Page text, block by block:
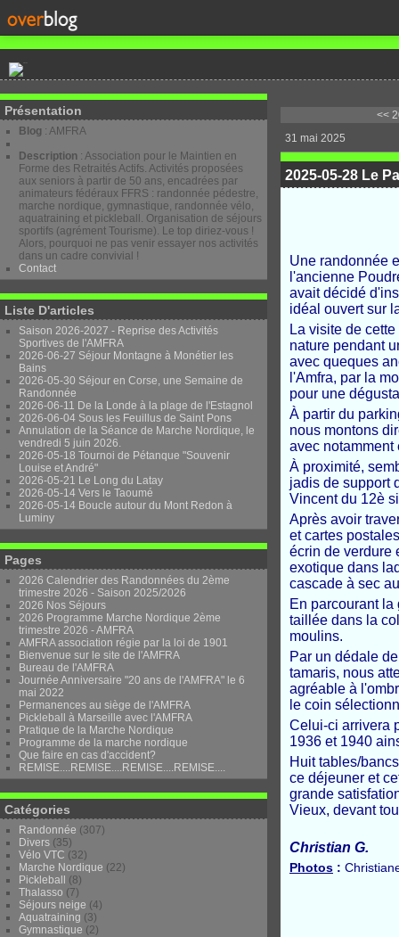
Présentation
Blog : AMFRA
Description : Association pour le Maintien en
Forme des Retraités Actifs. Activités proposées
aux seniors à partir de 50 ans, encadrées par
animateurs fédéraux FFRS : randonnée pédestre,
marche nordique, gymnastique, randonnée vélo,
aquatraining et pickleball. Organisation de séjours
sportifs (agrément Tourisme). Le top diriez-vous !
Alors, pourquoi ne pas venir essayer nos activités
dans un cadre convivial !
Contact
Liste D'articles
Saison 2026-2027 - Reprise des Activités
Sportives de l'AMFRA
2026-06-27 Séjour Montagne à Monétier les
Bains
2026-05-30 Séjour en Corse, une Semaine de
Randonnée
2026-06-11 De la Londe à la plage de l'Estagnol
2026-06-04 Sous les Feuillus de Saint Pons
Annulation de la Séance de Marche Nordique, le
vendredi 5 juin 2026.
2026-05-18 Tournoi de Pétanque "Souvenir
Louise et André"
2026-05-21 Le Long du Latay
2026-05-14 Vers le Taoumé
2026-05-14 Boucle autour du Mont Redon à
Luminy
Pages
2026 Calendrier des Randonnées du 2ème
trimestre 2026 - Saison 2025/2026
2026 Nos Séjours
2026 Programme Marche Nordique 2ème
trimestre 2026 - AMFRA
AMFRA association régie par la loi de 1901
Bienvenue sur le site de l'AMFRA
Bureau de l'AMFRA
Journée Anniversaire "20 ans de l'AMFRA" le 6
mai 2022
Permanences au siège de l'AMFRA
Pickleball à Marseille avec l'AMFRA
Pratique de la Marche Nordique
Programme de la marche nordique
Que faire en cas d'accident?
REMISE....REMISE....REMISE....REMISE....
Catégories
Randonnée (307)
Divers (35)
Vélo VTC (32)
Marche Nordique (22)
Pickleball
(8)
Thalasso (7)
Séjours neige (4)
Aquatraining (3)
Gymnastique (2)
<<
31 mai 2025
2025-05-28 Le
Une randonnée
l'ancienne
avait décidé
idéal ouvert sur
La visite de
nature pendant
avec queques
l'Amfra, par la
pour une
À partir du
nous montons
avec notamment
À proximité,
jadis de support
Vincent du 12è
Après avoir
et cartes
écrin de verdure
exotique dans
cascade à sec
En parcourant
taillée dans la
moulins.
Par un dédale
tamaris, nous
agréable à
le coin
Celui-ci arrivera
1936 et 1940
Huit tables/
ce déjeuner et
grande
Vieux, devant
Christian G.
Photos :